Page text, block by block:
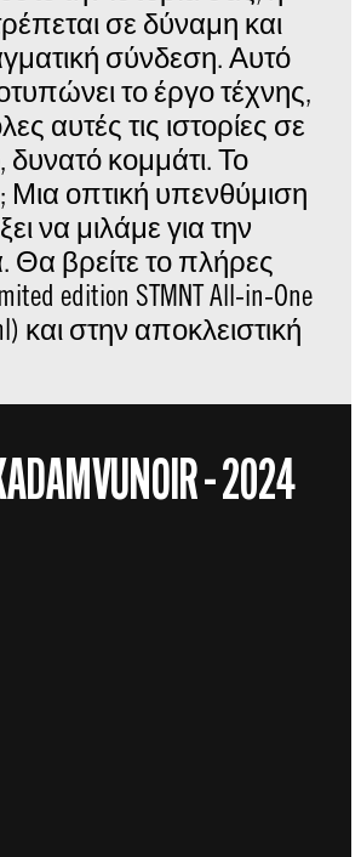
σε δύναμη και
σύνδεση. Αυτό
το έργο τέχνης,
αυτές τις ιστορίες σε
κομμάτι. Το
οπτική υπενθύμιση
να μιλάμε για την
Θα βρείτε το πλήρες
edition STMNT All-in-One
και στην αποκλειστική
– 2024